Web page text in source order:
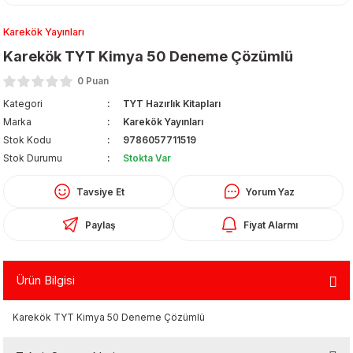
Karekök Yayınları
Karekök TYT Kimya 50 Deneme Çözümlü
0 Puan
Kategori
TYT Hazırlık Kitapları
Marka
Karekök Yayınları
Stok Kodu
9786057711519
Stok Durumu
Stokta Var
Tavsiye Et Yorum Yaz
Paylaş Fiyat Alarmı
Ürün Bilgisi
Karekök TYT Kimya 50 Deneme Çözümlü